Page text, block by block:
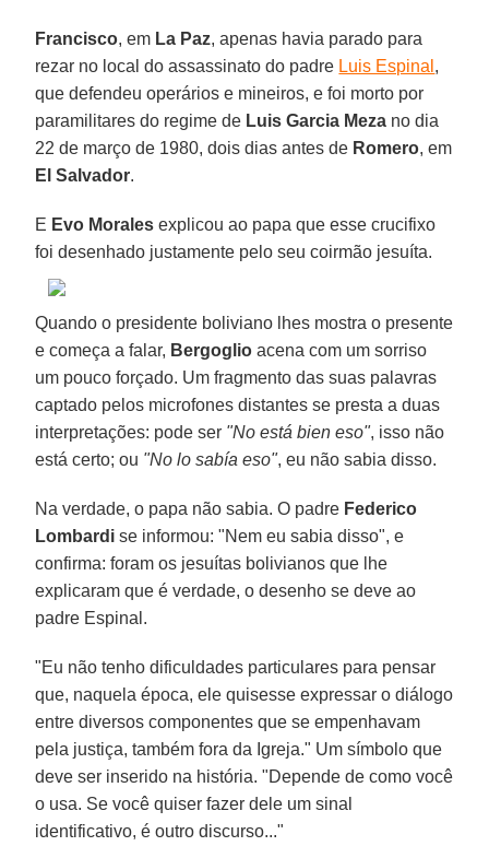
Francisco, em La Paz, apenas havia parado para
rezar no local do assassinato do padre Luis Espinal ,
que defendeu operários e mineiros, e foi morto por
paramilitares do regime de Luis Garcia Meza no dia
22 de março de 1980, dois dias antes de Romero, em
El Salvador.
E Evo Morales explicou ao papa que esse crucifixo
foi desenhado justamente pelo seu coirmão jesuíta.
Quando o presidente boliviano lhes mostra o presente
e começa a falar, Bergoglio acena com um sorriso
um pouco forçado. Um fragmento das suas palavras
captado pelos microfones distantes se presta a duas
interpretações: pode ser "No está bien eso", isso não
está certo; ou "No lo sabía eso", eu não sabia disso.
Na verdade, o papa não sabia. O padre Federico
Lombardi se informou: "Nem eu sabia disso", e
confirma: foram os jesuítas bolivianos que lhe
explicaram que é verdade, o desenho se deve ao
padre Espinal.
"Eu não tenho dificuldades particulares para pensar
que, naquela época, ele quisesse expressar o diálogo
entre diversos componentes que se empenhavam
pela justiça, também fora da Igreja." Um símbolo que
deve ser inserido na história. "Depende de como você
o usa. Se você quiser fazer dele um sinal
identificativo, é outro discurso..."